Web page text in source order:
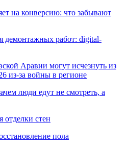
на конверсию: что забывают
демонтажных работ: digital-
Аравии могут исчезнуть из
из-за войны в регионе
люди едут не смотреть, а
отделки стен
пола